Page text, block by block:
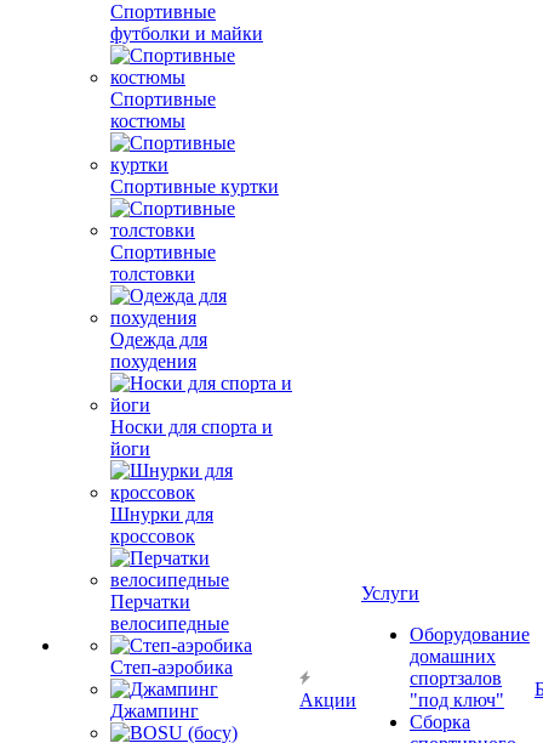
Спортивные
футболки и майки
Спортивные
костюмы
Спортивные куртки
Спортивные
толстовки
Одежда для
похудения
Носки для спорта и
йоги
Шнурки для
кроссовок
Перчатки
велосипедные
Степ-аэробика
Джампинг
Акции
Услуги
Оборудование
домашних
спортзалов
"под ключ"
Сборка